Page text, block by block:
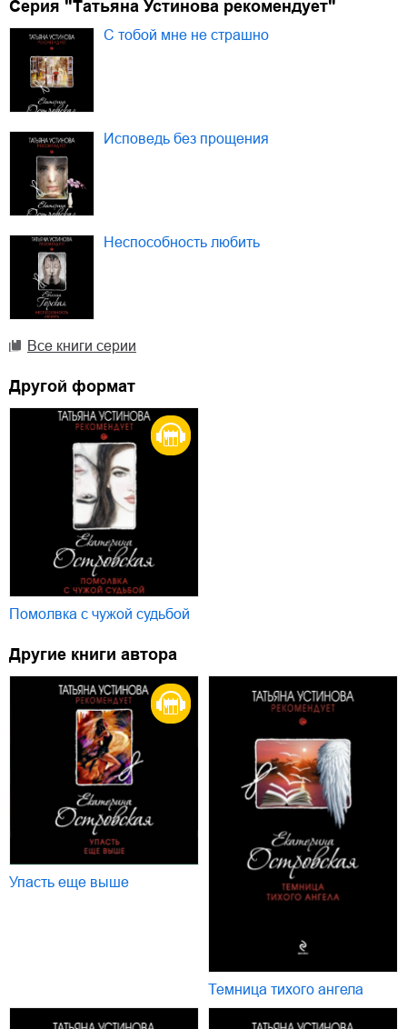
Серия "Татьяна Устинова рекомендует"
С тобой мне не страшно
Исповедь без прощения
Неспособность любить
Все книги серии
Другой формат
Помолвка с чужой судьбой
Другие книги автора
Упасть еще выше
Темница тихого ангела